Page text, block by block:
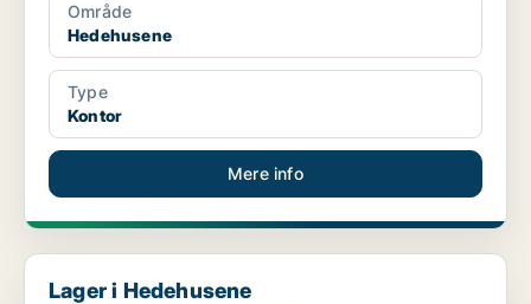
Område
Hedehusene
Type
Kontor
Mere info
Lager i Hedehusene
Lager i Hedehusene